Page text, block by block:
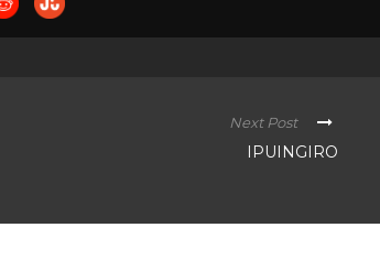
Next Post
IPUINGIRO